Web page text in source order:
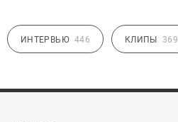
ИНТЕРВЬЮ 446 КЛИПЫ 369